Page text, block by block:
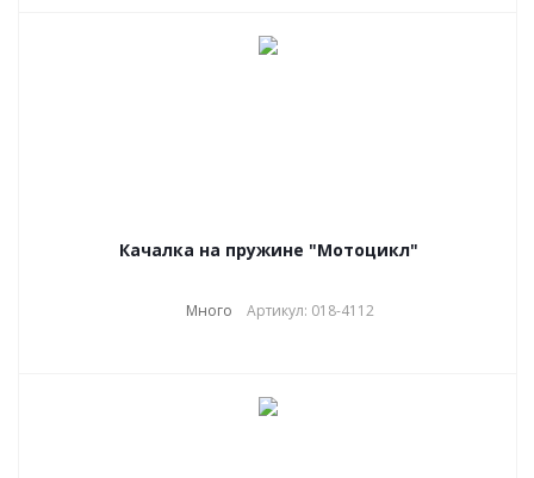
Качалка на пружине "Мотоцикл"
Много Артикул: 018-4112